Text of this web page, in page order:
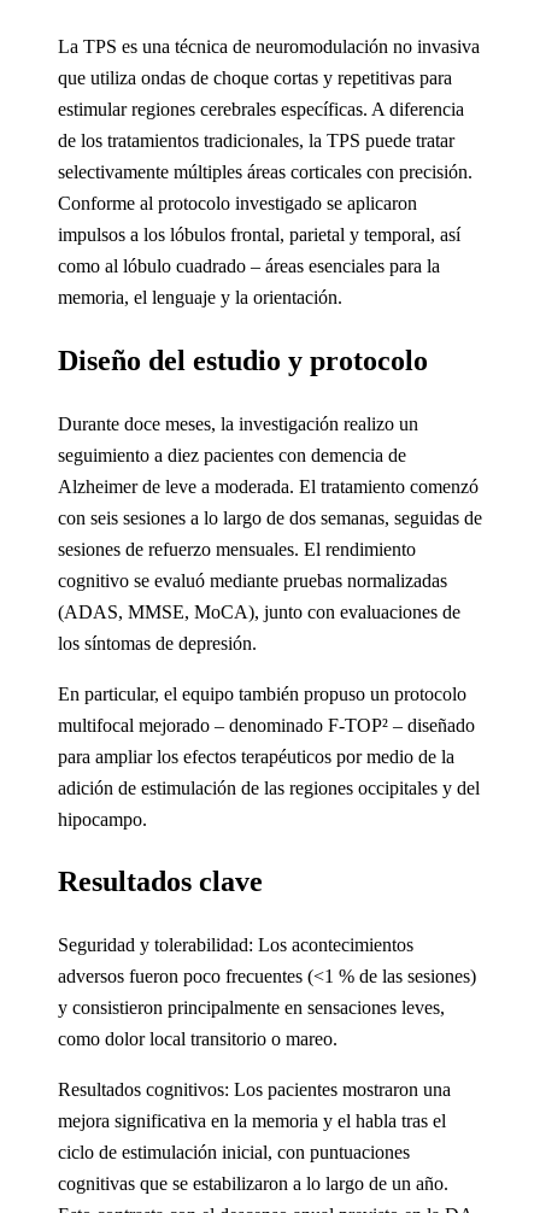
La TPS es una técnica de neuromodulación no invasiva
que utiliza ondas de choque cortas y repetitivas para
estimular regiones cerebrales específicas. A diferencia
de los tratamientos tradicionales, la TPS puede tratar
selectivamente múltiples áreas corticales con precisión.
Conforme al protocolo investigado se aplicaron
impulsos a los lóbulos frontal, parietal y temporal, así
como al lóbulo cuadrado – áreas esenciales para la
memoria, el lenguaje y la orientación.
Diseño del estudio y protocolo
Durante doce meses, la investigación realizo un
seguimiento a diez pacientes con demencia de
Alzheimer de leve a moderada. El tratamiento comenzó
con seis sesiones a lo largo de dos semanas, seguidas de
sesiones de refuerzo mensuales. El rendimiento
cognitivo se evaluó mediante pruebas normalizadas
(ADAS, MMSE, MoCA), junto con evaluaciones de
los síntomas de depresión.
En particular, el equipo también propuso un protocolo
multifocal mejorado – denominado F-TOP² – diseñado
para ampliar los efectos terapéuticos por medio de la
adición de estimulación de las regiones occipitales y del
hipocampo.
Resultados clave
Seguridad y tolerabilidad: Los acontecimientos
adversos fueron poco frecuentes (<1 % de las sesiones)
y consistieron principalmente en sensaciones leves,
como dolor local transitorio o mareo.
Resultados cognitivos: Los pacientes mostraron una
mejora significativa en la memoria y el habla tras el
ciclo de estimulación inicial, con puntuaciones
cognitivas que se estabilizaron a lo largo de un año.